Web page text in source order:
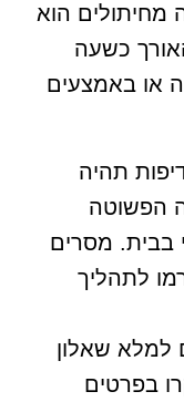
מחיתולים הוא
כשעה
או באמצעים
תהיה
הפשוטה
בבית. מסרים
לתהליך
שאלון
בפרטים